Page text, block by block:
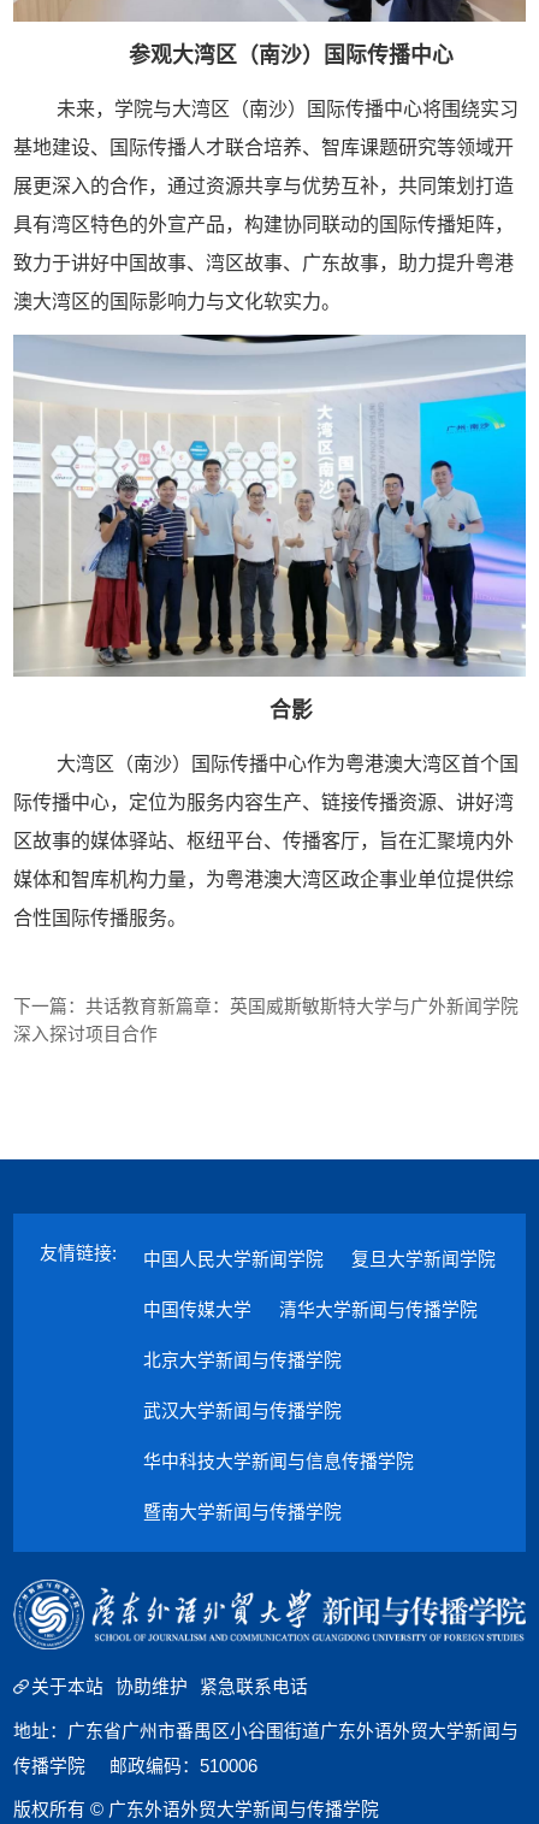
参观大湾区（南沙）国际传播中心
未来，学院与大湾区（南沙）国际传播中心将围绕实习
基地建设、国际传播人才联合培养、智库课题研究等领域开
展更深入的合作，通过资源共享与优势互补，共同策划打造
具有湾区特色的外宣产品，构建协同联动的国际传播矩阵，
致力于讲好中国故事、湾区故事、广东故事，助力提升粤港
澳大湾区的国际影响力与文化软实力。
合影
大湾区（南沙）国际传播中心作为粤港澳大湾区首个国
际传播中心，定位为服务内容生产、链接传播资源、讲好湾
区故事的媒体驿站、枢纽平台、传播客厅，旨在汇聚境内外
媒体和智库机构力量，为粤港澳大湾区政企事业单位提供综
合性国际传播服务。
下一篇：共话教育新篇章：英国威斯敏斯特大学与广外新闻学院
深入探讨项目合作
友情链接: 中国人民大学新闻学院 复旦大学新闻学院
中国传媒大学 清华大学新闻与传播学院
北京大学新闻与传播学院
武汉大学新闻与传播学院
华中科技大学新闻与信息传播学院
暨南大学新闻与传播学院
关于本站 协助维护 紧急联系电话
地址：广东省广州市番禺区小谷围街道广东外语外贸大学新闻与
传播学院 邮政编码：510006
版权所有 © 广东外语外贸大学新闻与传播学院